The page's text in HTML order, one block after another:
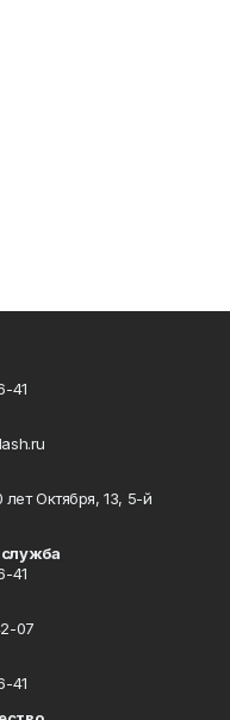
41
лет Октября, 13, 5-й
41
07
41